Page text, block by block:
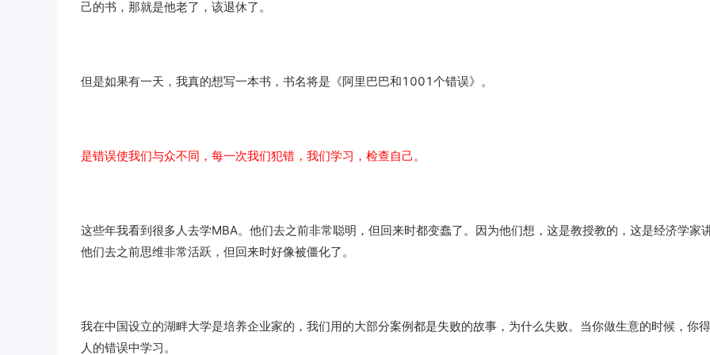
己的书，那就是他老了，该退休了。
但是如果有一天，我真的想写一本书，书名将是《阿里巴巴和1001个错误》。
是错误使我们与众不同，每一次我们犯错，我们学习，检查自己。
这些年我看到很多人去学MBA。他们去之前非常聪明，但回来时都变蠢了。因为他们想，这是教授教的，这是经济学家讲
他们去之前思维非常活跃，但回来时好像被僵化了。
我在中国设立的湖畔大学是培养企业家的，我们用的大部分案例都是失败的故事，为什么失败。当你做生意的时候，你
人的错误中学习。